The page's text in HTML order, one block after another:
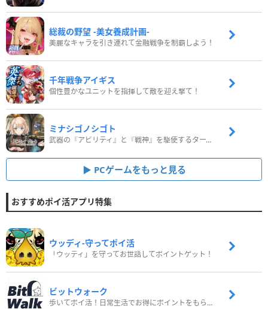
総裁の野望 -美女養成計画-
美麗なキャラを引き連れて金融戦争を制覇しよう！
千年戦争アイギス
個性豊かなユニットを指揮して敵を迎え撃て！
ミナシゴノシゴト
武器の『アビリティ』と『戦神』を駆使するターン制コマンドバトルRPG！
PCゲームをもっと見る
おすすめポイ活アプリ特集
ウッディ‐守ってポイ活
「ウッディ」を守ってお世話してポイントゲット！
ビットウォーク
歩いてポイ活！日常生活でお得にポイントをもらおう